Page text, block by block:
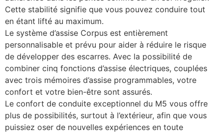
Cette stabilité signifie que vous pouvez conduire tout
en étant lifté au maximum.
Le système d’assise Corpus est entièrement
personnalisable et prévu pour aider à réduire le risque
de développer des escarres. Avec la possibilité de
combiner cinq fonctions d’assise électriques, couplées
avec trois mémoires d’assise programmables, votre
confort et votre bien-être sont assurés.
Le confort de conduite exceptionnel du M5 vous offre
plus de possibilités, surtout à l’extérieur, afin que vous
puissiez oser de nouvelles expériences en toute